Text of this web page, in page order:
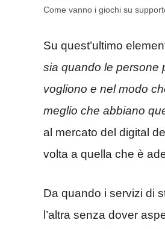
Come vanno i giochi su
Su quest’ultimo
sia quando le persone
vogliono e nel modo
meglio che abbiano
al mercato del digital
volta a quella che è
Da quando i servizi di
l’altra senza dover